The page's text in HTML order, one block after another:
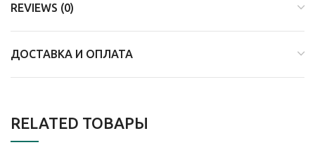
REVIEWS (0)
ДОСТАВКА И ОПЛАТА
RELATED ТОВАРЫ